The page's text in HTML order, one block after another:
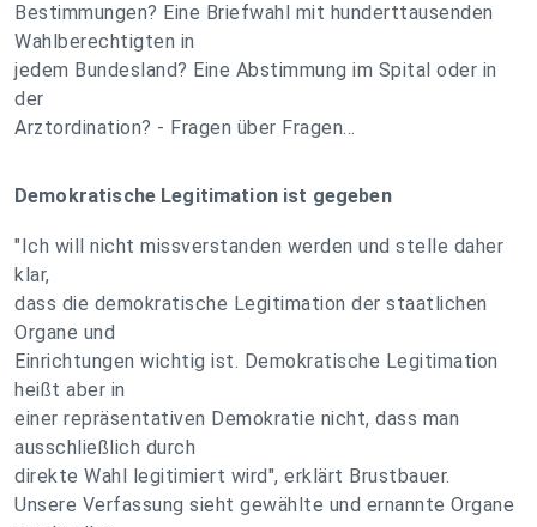
Bestimmungen? Eine Briefwahl mit hunderttausenden
Wahlberechtigten in
jedem Bundesland? Eine Abstimmung im Spital oder in
der
Arztordination? - Fragen über Fragen...
Demokratische Legitimation ist gegeben
"Ich will nicht missverstanden werden und stelle daher
klar,
dass die demokratische Legitimation der staatlichen
Organe und
Einrichtungen wichtig ist. Demokratische Legitimation
heißt aber in
einer repräsentativen Demokratie nicht, dass man
ausschließlich durch
direkte Wahl legitimiert wird", erklärt Brustbauer.
Unsere Verfassung sieht gewählte und ernannte Organe